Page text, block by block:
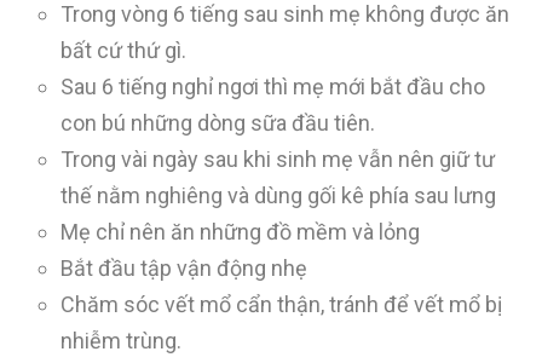
Trong vòng 6 tiếng sau sinh mẹ không được ăn
bất cứ thứ gì.
Sau 6 tiếng nghỉ ngơi thì mẹ mới bắt đầu cho
con bú những dòng sữa đầu tiên.
Trong vài ngày sau khi sinh mẹ vẫn nên giữ tư
thế nằm nghiêng và dùng gối kê phía sau lưng
Mẹ chỉ nên ăn những đồ mềm và lỏng
Bắt đầu tập vận động nhẹ
Chăm sóc vết mổ cẩn thận, tránh để vết mổ bị
nhiễm trùng.